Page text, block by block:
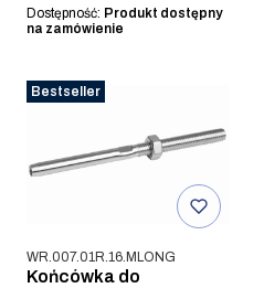
Dostępność: Produkt dostępny
na zamówienie
Bestseller
Kod produktu
WR.007.01R.16.MLONG
Końcówka do